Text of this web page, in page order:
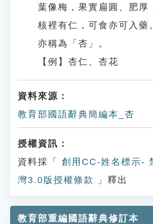
葉像梅，果實扁圓、肥厚
核裡有仁，可食亦可入藥
亦稱為「杏」。
【例】杏仁、杏花
資料來源：
教育部國語辭典簡編本_杏
授權資訊：
資料採「
創用CC-姓名標示-
灣3.0版授權條款
」釋出
教育部重編國語辭典修訂本